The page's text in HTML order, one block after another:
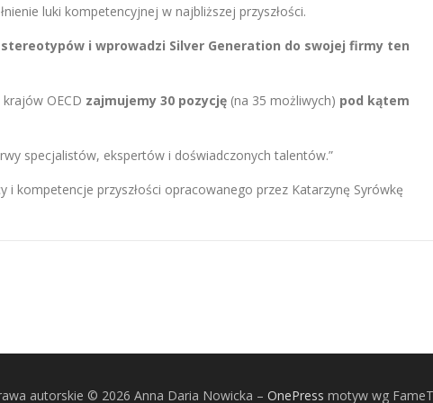
luki kompetencyjnej w najbliższej przyszłości.
i wprowadzi Silver Generation do swojej firmy ten
OECD zajmujemy 30 pozycję (na 35 możliwych) pod kątem
specjalistów, ekspertów i doświadczonych talentów.”
i kompetencje przyszłości opracowanego przez Katarzynę Syrówkę
autorskie © 2026 Anna Daria Nowicka – OnePress motyw wg